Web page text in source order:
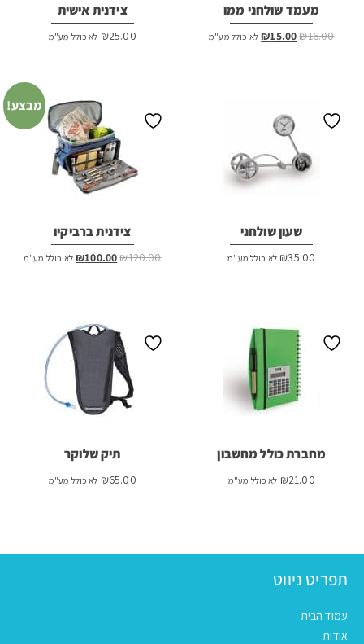
מעמד שולחני ממו
₪16.00
המחיר₪15.00 המחיר
לא כולל מע"מ
צידנית אישית
₪25.00 לא כולל מע"מ
שעון שולחני
₪35.00 לא כולל מע"מ
מבצע!
צידנית ברביקיו
₪120.00
המחיר ₪100.00 המחיר
לא כולל מע"מ
מחברת כולל מחשבון
₪21.00 לא כולל מע"מ
תיק שלוקר
₪65.00 לא כולל מע"מ
תפריט ניווט
עמוד הבית
אודות